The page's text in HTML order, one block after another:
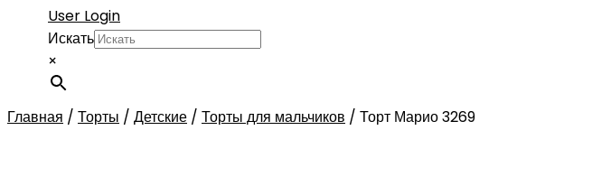
User Login
Искать
×
Главная / Торты / Детские / Торты для мальчиков / Торт Марио 3269